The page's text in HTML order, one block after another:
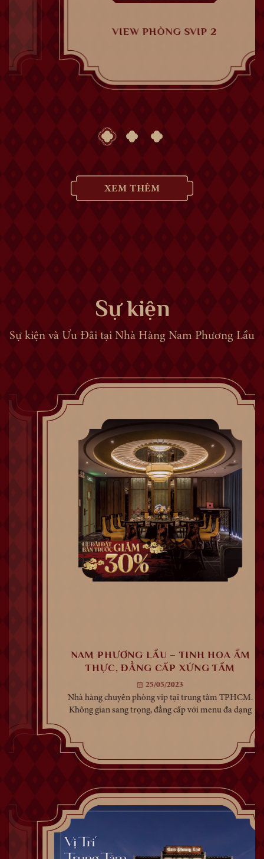
VIEW PHÒNG SVIP 2
XEM THÊM
Sự kiện
Sự kiện và Ưu Đãi tại Nhà Hàng Nam Phương Lầu
NAM PHƯƠNG LẦU – TINH HOA ẨM
THỰC, ĐẲNG CẤP XỨNG TẦM
25/05/2023
Nhà hàng chuyên phòng vip tại trung tâm TPHCM.
Không gian sang trọng, đẳng cấp với menu đa dạng
từ bò Kobe đến hải sản tươi sống cao cấp. Không
thu phí phòng riêng. Khi nhắc đến ẩm thực Á Đông
nói chung, chắc hẳn ai cũng nghĩ tới một số món ăn
truyền thống...